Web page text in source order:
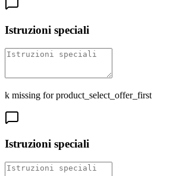
Istruzioni speciali
k missing for product_select_offer_first
Istruzioni speciali